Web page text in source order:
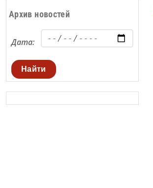
Архив новостей
Дата:
Найти